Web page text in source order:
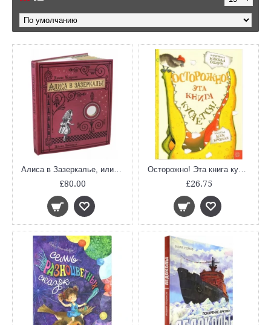
Алиса в Зазеркалье, или Сквозь зеркало и что там увидела Алиса (тканевая обложка)
£80.00
Осторожно! Эта книга кусается!
£26.75